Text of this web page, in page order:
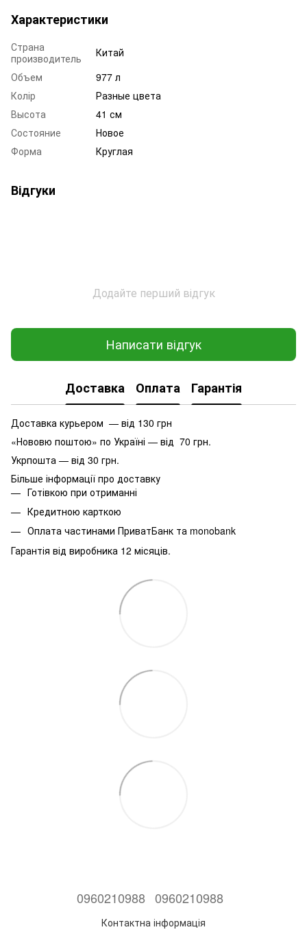
Характеристики
Страна
производитель
Китай
Объем
977 л
Колір
Разные цвета
Высота
41 см
Состояние
Новое
Форма
Круглая
Відгуки
Додайте перший відгук
Написати відгук
Доставка Оплата Гарантія
Доставка курьером — від 130 грн
«Нововю поштою» по Україні — від 70 грн.
Укрпошта — від 30 грн.
Більше інформації про доставку
Готівкою при отриманні
Кредитною карткою
Оплата частинами ПриватБанк та monobank
Гарантія від виробника 12 місяців.
0960210988 0960210988
Контактна інформація